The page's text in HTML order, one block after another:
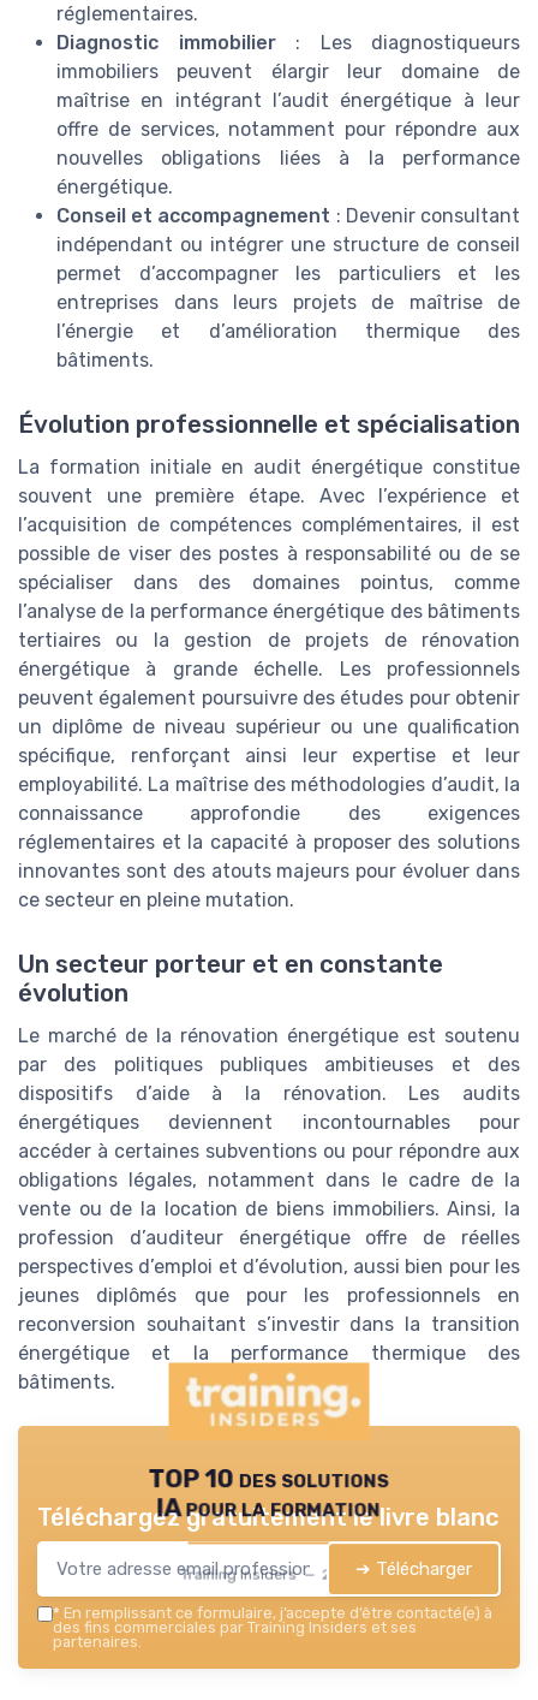
réglementaires.
Diagnostic immobilier: Les diagnostiqueurs
immobiliers peuvent élargir leur domaine de
maîtrise en intégrant l’audit énergétique à leur
offre de services, notamment pour répondre aux
nouvelles obligations liées à la performance
énergétique.
Conseil et accompagnement : Devenir consultant
indépendant ou intégrer une structure de conseil
permet d’accompagner les particuliers et les
entreprises dans leurs projets de maîtrise de
l’énergie et d’amélioration thermique des
bâtiments.
Évolution professionnelle et spécialisation
La formation initiale en audit énergétique constitue
souvent une première étape. Avec l’expérience et
l’acquisition de compétences complémentaires, il est
possible de viser des postes à responsabilité ou de se
spécialiser dans des domaines pointus, comme
l’analyse de la performance énergétique des bâtiments
tertiaires ou la gestion de projets de rénovation
énergétique à grande échelle. Les professionnels
peuvent également poursuivre des études pour obtenir
un diplôme de niveau supérieur ou une qualification
spécifique, renforçant ainsi leur expertise et leur
employabilité. La maîtrise des méthodologies d’audit, la
connaissance approfondie des exigences
réglementaires et la capacité à proposer des solutions
innovantes sont des atouts majeurs pour évoluer dans
ce secteur en pleine mutation.
Un secteur porteur et en constante
évolution
Le marché de la rénovation énergétique est soutenu
par des politiques publiques ambitieuses et des
dispositifs d’aide à la rénovation. Les audits
énergétiques deviennent incontournables pour
accéder à certaines subventions ou pour répondre aux
obligations légales, notamment dans le cadre de la
vente ou de la location de biens immobiliers. Ainsi, la
profession d’auditeur énergétique offre de réelles
perspectives d’emploi et d’évolution, aussi bien pour les
jeunes diplômés que pour les professionnels en
reconversion souhaitant s’investir dans la transition
énergétique et la performance thermique des
bâtiments.
TOP 10 des solutions
IA pour la formation
Training Insiders — 2026
Téléchargez gratuitement le livre blanc
➔ Télécharger
* En remplissant ce formulaire, j’accepte d’être contacté(e) à
des fins commerciales par Training Insiders et ses
partenaires.